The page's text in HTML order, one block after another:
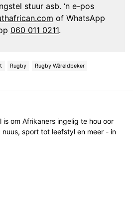
stuur asb. ‘n e-pos
of WhatsApp
060 011 0211.
Rugby
Rugby Wêreldbeker
is om Afrikaners ingelig te hou oor
sport tot leefstyl en meer - in